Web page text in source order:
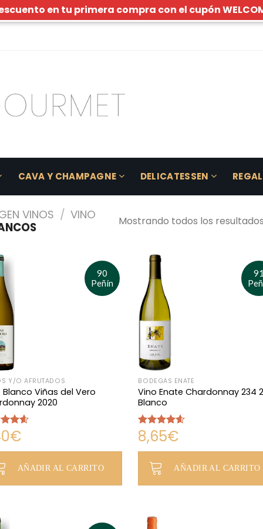
CAVA Y CHAMPAGNE DELICATESSEN
VINOS / VINO
Mostrando todos los
90
Peñín
Y/O AFRUTADOS
Blanco Viñas del Vero
2020
de
€
AÑADIR AL CARRITO
BODEGAS ENATE
Vino Enate Chardonnay 234
Blanco
Valorado
en4.52
de 5
8,65€
AÑADIR AL CARRITO
en tu primera compra con el cupón